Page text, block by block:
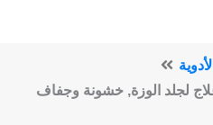
الأدوية
لجلد الوزة, خشونة وجفاف